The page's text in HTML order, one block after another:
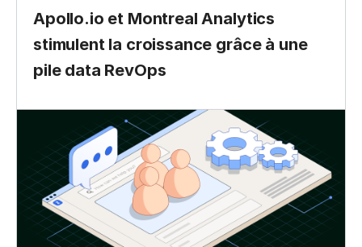
Apollo.io et Montreal Analytics
stimulent la croissance grâce à une
pile data RevOps